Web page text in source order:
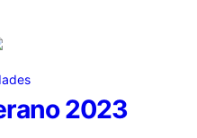
2023